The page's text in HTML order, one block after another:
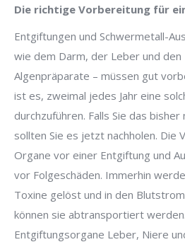
Die richtige Vorbereitung für
Entgiftungen und Schwermetall-
wie dem Darm, der Leber und
Algenpräparate – müssen gut
ist es, zweimal jedes Jahr eine
durchzuführen. Falls Sie das
sollten Sie es jetzt nachholen. Die
Organe vor einer Entgiftung und
vor Folgeschäden. Immerhin
Toxine gelöst und in den
können sie abtransportiert
Entgiftungsorgane Leber, Niere